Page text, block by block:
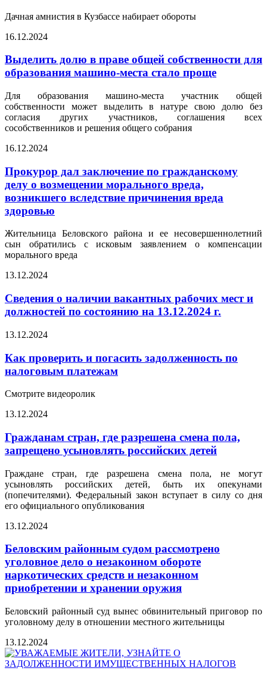
Дачная амнистия в Кузбассе набирает обороты
16.12.2024
Выделить долю в праве общей собственности для
образования машино-места стало проще
Для образования машино-места участник общей
собственности может выделить в натуре свою долю без
согласия других участников, соглашения всех
сособственников и решения общего собрания
16.12.2024
Прокурор дал заключение по гражданскому
делу о возмещении морального вреда,
возникшего вследствие причинения вреда
здоровью
Жительница Беловского района и ее несовершеннолетний
сын обратились с исковым заявлением о компенсации
морального вреда
13.12.2024
Сведения о наличии вакантных рабочих мест и
должностей по состоянию на 13.12.2024 г.
13.12.2024
Как проверить и погасить задолженность по
налоговым платежам
Смотрите видеоролик
13.12.2024
Гражданам стран, где разрешена смена пола,
запрещено усыновлять российских детей
Граждане стран, где разрешена смена пола, не могут
усыновлять российских детей, быть их опекунами
(попечителями). Федеральный закон вступает в силу со дня
его официального опубликования
13.12.2024
Беловским районным судом рассмотрено
уголовное дело о незаконном обороте
наркотических средств и незаконном
приобретении и хранении оружия
Беловский районный суд вынес обвинительный приговор по
уголовному делу в отношении местного жительницы
13.12.2024